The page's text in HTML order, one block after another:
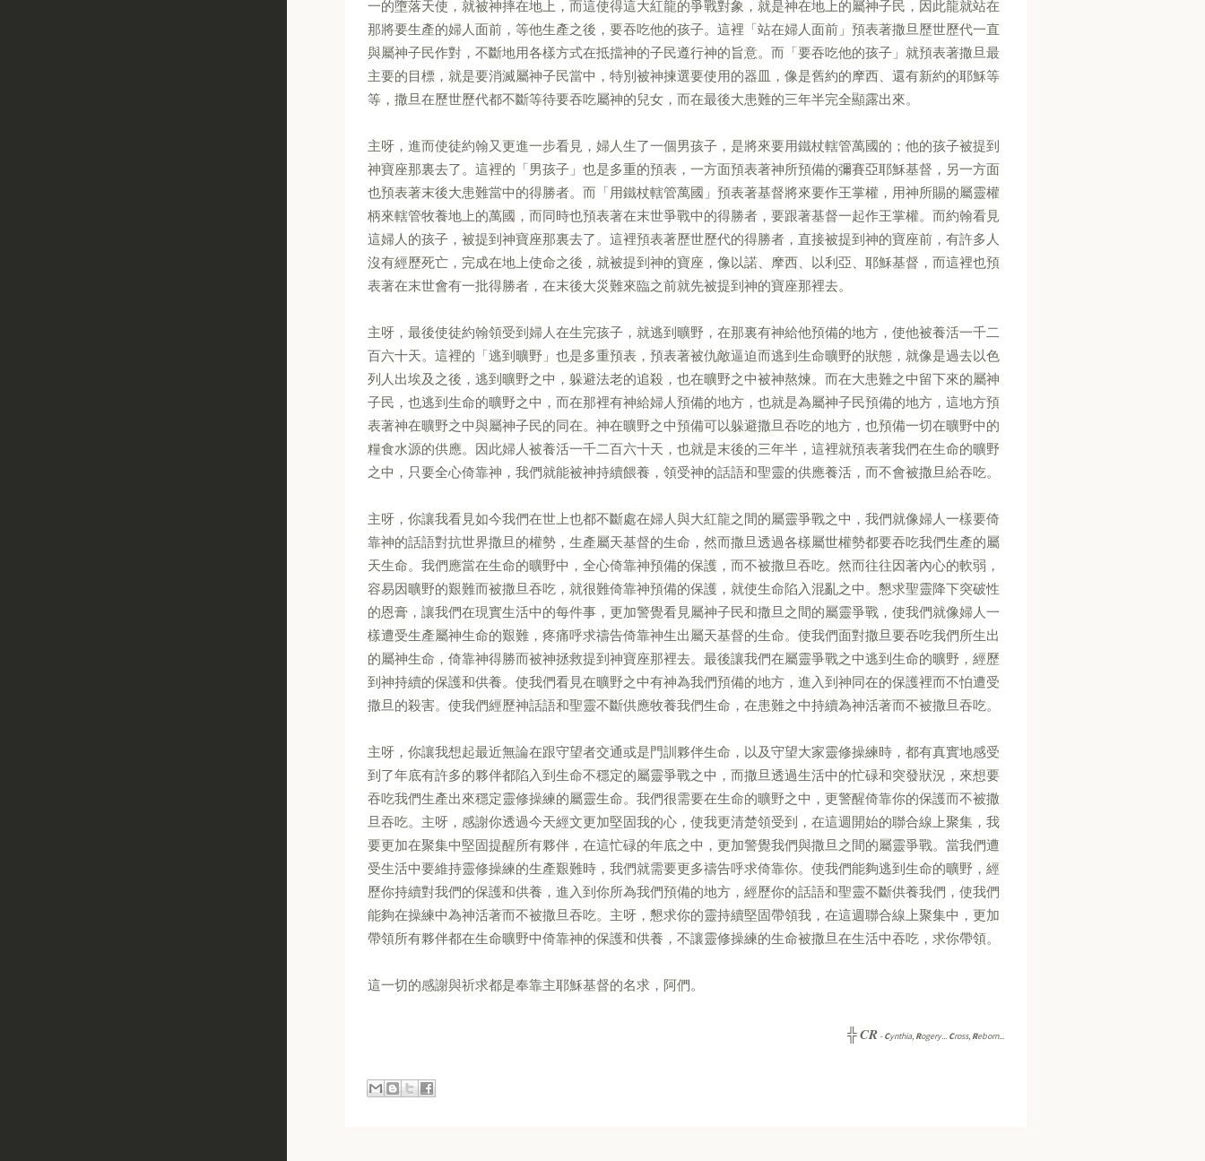
一的墮落天使，就被神摔在地上，而這使得這大紅龍的爭戰對象，就是神在地上的屬神子民，因此龍就站在
那將要生產的婦人面前，等他生產之後，要吞吃他的孩子。這裡「站在婦人面前」預表著撒旦歷世歷代一直
與屬神子民作對，不斷地用各樣方式在抵擋神的子民遵行神的旨意。而「要吞吃他的孩子」就預表著撒旦最
主要的目標，就是要消滅屬神子民當中，特別被神揀選要使用的器皿，像是舊約的摩西、還有新約的耶穌等
等，撒旦在歷世歷代都不斷等待要吞吃屬神的兒女，而在最後大患難的三年半完全顯露出來。
主呀，進而使徒約翰又更進一步看見，婦人生了一個男孩子，是將來要用鐵杖轄管萬國的；他的孩子被提到
神寶座那裏去了。這裡的「男孩子」也是多重的預表，一方面預表著神所預備的彌賽亞耶穌基督，另一方面
也預表著末後大患難當中的得勝者。而「用鐵杖轄管萬國」預表著基督將來要作王掌權，用神所賜的屬靈權
柄來轄管牧養地上的萬國，而同時也預表著在末世爭戰中的得勝者，要跟著基督一起作王掌權。而約翰看見
這婦人的孩子，被提到神寶座那裏去了。這裡預表著歷世歷代的得勝者，直接被提到神的寶座前，有許多人
沒有經歷死亡，完成在地上使命之後，就被提到神的寶座，像以諾、摩西、以利亞、耶穌基督，而這裡也預
表著在末世會有一批得勝者，在末後大災難來臨之前就先被提到神的寶座那裡去。
主呀，最後使徒約翰領受到婦人在生完孩子，就逃到曠野，在那裏有神給他預備的地方，使他被養活一千二
百六十天。這裡的「逃到曠野」也是多重預表，預表著被仇敵逼迫而逃到生命曠野的狀態，就像是過去以色
列人出埃及之後，逃到曠野之中，躲避法老的追殺，也在曠野之中被神熬煉。而在大患難之中留下來的屬神
子民，也逃到生命的曠野之中，而在那裡有神給婦人預備的地方，也就是為屬神子民預備的地方，這地方預
表著神在曠野之中與屬神子民的同在。神在曠野之中預備可以躲避撒旦吞吃的地方，也預備一切在曠野中的
糧食水源的供應。因此婦人被養活一千二百六十天，也就是末後的三年半，這裡就預表著我們在生命的曠野
之中，只要全心倚靠神，我們就能被神持續餵養，領受神的話語和聖靈的供應養活，而不會被撒旦給吞吃。
主呀，你讓我看見如今我們在世上也都不斷處在婦人與大紅龍之間的屬靈爭戰之中，我們就像婦人一樣要倚
靠神的話語對抗世界撒旦的權勢，生產屬天基督的生命，然而撒旦透過各樣屬世權勢都要吞吃我們生產的屬
天生命。我們應當在生命的曠野中，全心倚靠神預備的保護，而不被撒旦吞吃。然而往往因著內心的軟弱，
容易因曠野的艱難而被撒旦吞吃，就很難倚靠神預備的保護，就使生命陷入混亂之中。懇求聖靈降下突破性
的恩膏，讓我們在現實生活中的每件事，更加警覺看見屬神子民和撒旦之間的屬靈爭戰，使我們就像婦人一
樣遭受生產屬神生命的艱難，疼痛呼求禱告倚靠神生出屬天基督的生命。使我們面對撒旦要吞吃我們所生出
的屬神生命，倚靠神得勝而被神拯救提到神寶座那裡去。最後讓我們在屬靈爭戰之中逃到生命的曠野，經歷
到神持續的保護和供養。使我們看見在曠野之中有神為我們預備的地方，進入到神同在的保護裡而不怕遭受
撒旦的殺害。使我們經歷神話語和聖靈不斷供應牧養我們生命，在患難之中持續為神活著而不被撒旦吞吃。
主呀，你讓我想起最近無論在跟守望者交通或是門訓夥伴生命，以及守望大家靈修操練時，都有真實地感受
到了年底有許多的夥伴都陷入到生命不穩定的屬靈爭戰之中，而撒旦透過生活中的忙碌和突發狀況，來想要
吞吃我們生產出來穩定靈修操練的屬靈生命。我們很需要在生命的曠野之中，更警醒倚靠你的保護而不被撒
旦吞吃。主呀，感謝你透過今天經文更加堅固我的心，使我更清楚領受到，在這週開始的聯合線上聚集，我
要更加在聚集中堅固提醒所有夥伴，在這忙碌的年底之中，更加警覺我們與撒旦之間的屬靈爭戰。當我們遭
受生活中要維持靈修操練的生產艱難時，我們就需要更多禱告呼求倚靠你。使我們能夠逃到生命的曠野，經
歷你持續對我們的保護和供養，進入到你所為我們預備的地方，經歷你的話語和聖靈不斷供養我們，使我們
能夠在操練中為神活著而不被撒旦吞吃。主呀，懇求你的靈持續堅固帶領我，在這週聯合線上聚集中，更加
帶領所有夥伴都在生命曠野中倚靠神的保護和供養，不讓靈修操練的生命被撒旦在生活中吞吃，求你帶領。
這一切的感謝與祈求都是奉靠主耶穌基督的名求，阿們。
╬CR -Cynthia, Rogery... Cross, Reborn...